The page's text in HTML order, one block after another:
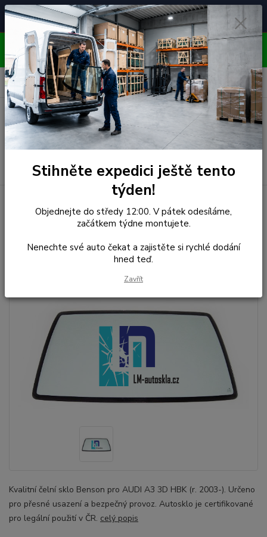
🚘
Čelní skla pro
unikátní vozy
📞
Poradenství
ZDARMA
⭐ 4.7/5 (50 recenzí)
OBJEDNÁVEJTE DO STŘEDY 12:00 - KAŽDÝ PÁTEK
EXPEDUJEME!!
Menu
Hledat
0 ks
za 0,00 Kč
Čelní Sklo - AUDI A3 3D HBK
(r.2003-)
Kvalitní čelní sklo Benson pro AUDI A3 3D HBK (r. 2003-). Určeno
pro přesné usazení a bezpečný provoz. Autosklo je certifikované
pro legální použití v ČR. celý popis
Stihněte expedici ještě tento
týden!
Objednejte do středy 12:00. V pátek odesíláme,
začátkem týdne montujete.
Nenechte své auto čekat a zajistěte si rychlé dodání
hned teď.
Zavřít